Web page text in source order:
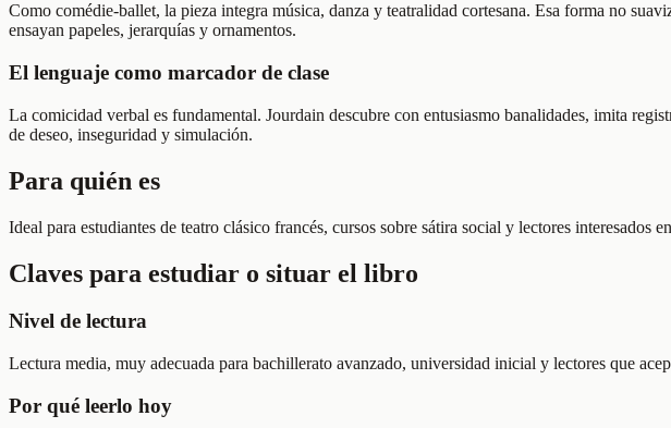
Como comédie-ballet, la pieza integra música, danza y teatralidad cortesana. Esa forma no
ensayan papeles, jerarquías y ornamentos.
El lenguaje como marcador de clase
La comicidad verbal es fundamental. Jourdain descubre con entusiasmo banalidades, imita
de deseo, inseguridad y simulación.
Para quién es
Ideal para estudiantes de teatro clásico francés, cursos sobre sátira social y lectores interesados
Claves para estudiar o situar el libro
Nivel de lectura
Lectura media, muy adecuada para bachillerato avanzado, universidad inicial y lectores que
Por qué leerlo hoy